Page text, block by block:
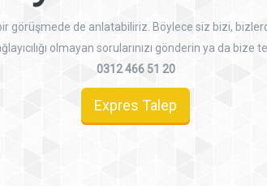
görüşmede de anlatabiliriz. Böylece siz bizi,
olmayan sorularınızı gönderin ya da bize
0312 466 51 20
Expres Talep